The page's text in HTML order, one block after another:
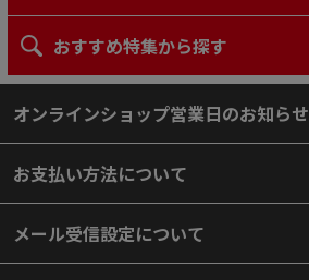
おすすめ特集から探す
オンラインショップ営業日のお知らせ
お支払い方法について
メール受信設定について